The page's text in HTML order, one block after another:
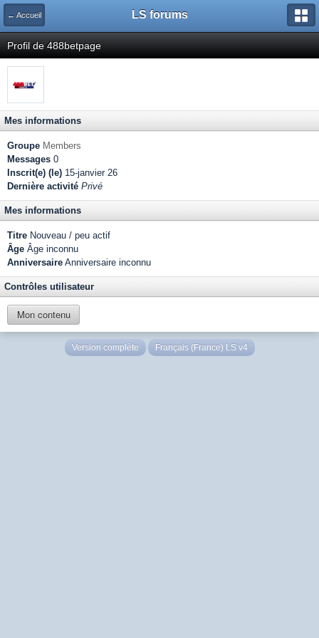
← Accueil LS forums
Profil de 488betpage
Mes informations
Groupe Members
Messages 0
Inscrit(e) (le) 15-janvier 26
Dernière activité Privé
Mes informations
Titre Nouveau / peu actif
Âge Âge inconnu
Anniversaire Anniversaire inconnu
Contrôles utilisateur
Mon contenu
Version complète Français (France) LS v4